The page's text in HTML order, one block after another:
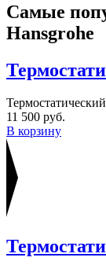
Самые
Hansgrohe
11 500 руб.
В корзину